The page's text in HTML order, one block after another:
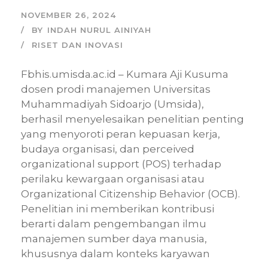
NOVEMBER 26, 2024
BY INDAH NURUL AINIYAH
RISET DAN INOVASI
Fbhis.umisda.ac.id – Kumara Aji Kusuma
dosen prodi manajemen Universitas
Muhammadiyah Sidoarjo (Umsida),
berhasil menyelesaikan penelitian penting
yang menyoroti peran kepuasan kerja,
budaya organisasi, dan perceived
organizational support (POS) terhadap
perilaku kewargaan organisasi atau
Organizational Citizenship Behavior (OCB).
Penelitian ini memberikan kontribusi
berarti dalam pengembangan ilmu
manajemen sumber daya manusia,
khususnya dalam konteks karyawan